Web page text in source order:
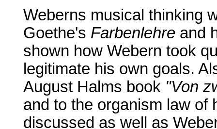
Weberns musical thinking
Goethe's Farbenlehre and
shown how Webern took
legitimate his own goals.
August Halms book "Von
and to the organism law of
discussed as well as